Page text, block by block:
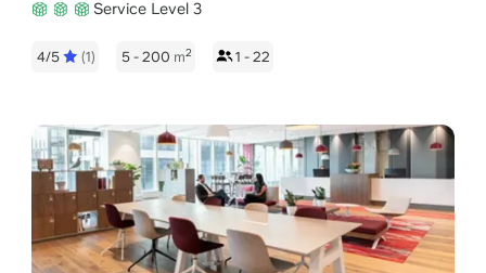
Service Level 3
4/5 (1) 5 - 200 m2 1 - 22